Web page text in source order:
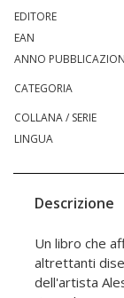
EDITORE
EAN
ANNO
CATEGORIA
COLLANA / SERIE
LINGUA
Descrizione
Un libro che
altrettanti
dell'artista